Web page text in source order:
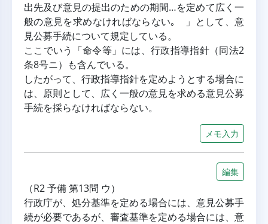
出先及び意見の提出のための期間…を定めて広く一
般の意見を求めなければならない｡ 」として、意
見公募手続について規定している。
ここでいう「命令等」には、行政指導指針（同法2
条8号ニ）も含んでいる。
したがって、行政指導指針を定めようとする場合に
は、原則として、広く一般の意見を求める意見公募
手続を採らなければならない。
メモ入力
編集
（R2 予備 第13問 ウ）
行政庁が、処分基準を定める場合には、意見公募手
続が必要であるが、審査基準を定める場合には、意